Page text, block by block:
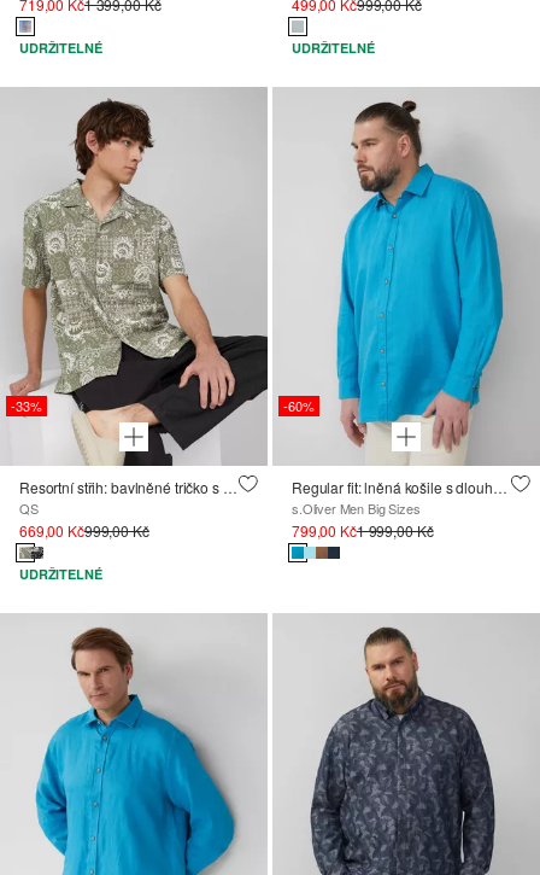
UDRŽITELNÉ UDRŽITELNÉ
-33%
Resortní střih: bavlněné tričko s celoplošným potiskem
QS
669,00 Kč999,00 Kč
UDRŽITELNÉ
-60%
Regular fit: lněná košile s dlouhými rukávy
s.Oliver Men Big Sizes
799,00 Kč1 999,00 Kč